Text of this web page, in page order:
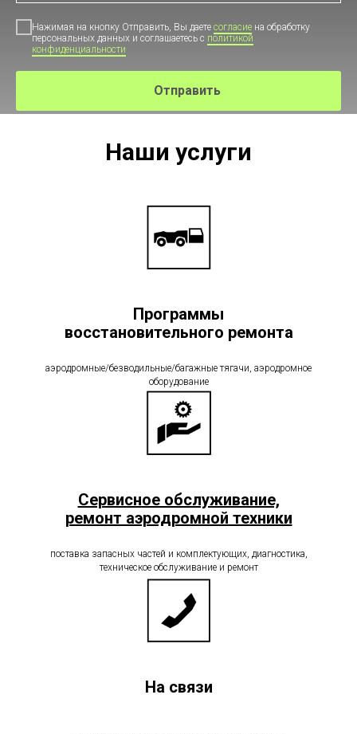
Нажимая на кнопку Отправить, Вы даете согласие на обработку
персональных данных и соглашаетесь c политикой
конфиденциальности
Отправить
Наши услуги
Программы
восстановительного ремонта
аэродромные/безводильные/багажные тягачи, аэродромное
оборудование
Сервисное обслуживание,
ремонт аэродромной техники
поставка запасных частей и комплектующих, диагностика,
техническое обслуживание и ремонт
На связи